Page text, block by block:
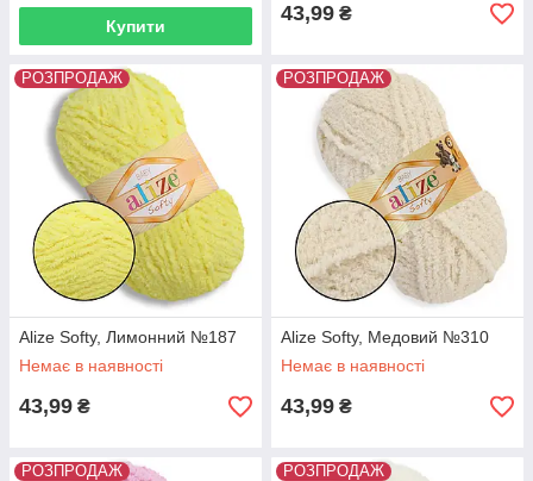
Купити
43,99 ₴
РОЗПРОДАЖ
Alize Softy, Лимонний №187
Немає в наявності
43,99 ₴
РОЗПРОДАЖ
Alize Softy, Медовий №310
Немає в наявності
43,99 ₴
РОЗПРОДАЖ РОЗПРОДАЖ